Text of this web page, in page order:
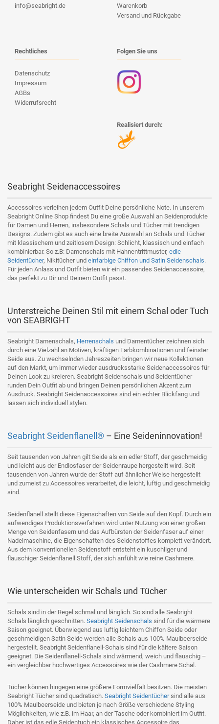
info@seabright.de
Warenkorb
Versand und Rückgabe
Rechtliches
Datenschutz
Impressum
AGBs
Widerrufsrecht
Folgen Sie uns
Realisiert durch:
Seabright Seidenaccessoires
Accessoires verleihen jedem Outfit Deine persönliche Note. In unserem
Seabright Online Shop findest Du eine große Auswahl an Seidenprodukte
für Damen und Herren, insbesondere Schals und Tücher mit trendigen
Designs. Zudem gibt es auch eine breite Auswahl an Schals und Tücher
mit klassischem und zeitlosem Design: Schlicht, klassisch und einfach
kombinierbar. So z.B: Damenschals mit Hahnentrittmuster, edle
Seidentücher, Nikitücher und einfarbige Chiffon und Satin Seidenschals.
Für jeden Anlass und Outfit bieten wir ein passendes Seidenaccessoire,
das perfekt zu Dir und Deinem Outfit passt.
Unterstreiche Deinen Stil mit einem Schal oder Tuch
von SEABRIGHT
Seabright Damenschals, Herrenschals und Damentücher zeichnen sich
durch eine Vielzahl an Motiven, kräftigen Farbkombinationen und feinster
Seide aus. Zu wechselnden Jahreszeiten bringen wir neue Kollektionen
auf den Markt, um immer wieder ausdrucksstarke Seidenaccessoires für
Deinen Look zu kreieren. Seabright Seidenschals und Seidentücher
runden Dein Outfit ab und bringen Deinen persönlichen Akzent zum
Ausdruck. Seabright Seidenaccessoires sind ein echter Blickfang und
lassen sich individuell stylen.
Seabright Seidenflanell® – Eine Seideninnovation!
Seit tausenden von Jahren gilt Seide als ein edler Stoff, der geschmeidig
und leicht aus der Endlosfaser der Seidenraupe hergestellt wird. Seit
tausenden von Jahren wurde der Stoff auf ähnlicher Weise hergestellt
und zumeist zu Accessoires verarbeitet, die leicht, luftig und geschmeidig
sind.
Seidenflanell stellt diese Eigenschaften von Seide auf den Kopf. Durch ein
aufwendiges Produktionsverfahren wird unter Nutzung von einer großen
Menge von Seidenfasern und das Aufbürsten der Seidenfaser auf einer
Nadelmaschine, die Eigenschaften des Seidenstoffes komplett verändert.
Aus dem konventionellen Seidenstoff entsteht ein kuschliger und
flauschiger Seidenflanell Stoff, der sich anfühlt wie reine Cashmere.
Wie unterscheiden wir Schals und Tücher
Schals sind in der Regel schmal und länglich. So sind alle Seabright
Schals länglich geschnitten. Seabright Seidenschals sind für die wärmere
Saison geeignet. Überwiegend aus luftig leichtem Chiffon Seide oder
geschmeidigen Satin Seide werden alle Schals aus 100% Maulbeerseide
hergestellt. Seabright Seidenflanell-Schals sind für die kältere Saison
geeignet. Die Seidenflanell-Schals sind wärmend, weich und flauschig –
ein vergleichbar hochwertiges Accessoires wie der Cashmere Schal.
Tücher können hingegen eine größere Formvielfalt besitzen. Die meisten
Seabright Tücher sind quadratisch. Seabright Seidentüchersind alle aus
100% Maulbeerseide und bieten je nach Größe verschiedene Styling
Möglichkeiten, wie z.B. im Haar, an der Tasche oder kombiniert im Outfit.
Daher ist das edle Seidentuch ein klassisches Accessoire das